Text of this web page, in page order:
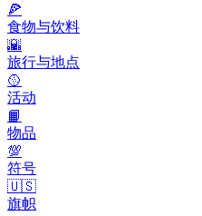
🍕
食物与饮料
🌇
旅行与地点
🥎
活动
📙
物品
💯
符号
🇺🇸
旗帜